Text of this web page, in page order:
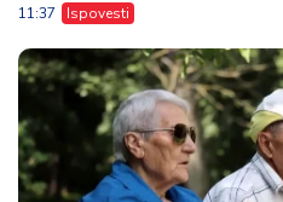
11:37 Ispovesti